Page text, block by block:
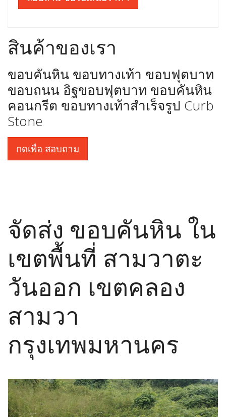
สินค้าของเรา
ขอบคันหิน ขอบทางเท้า ขอบฟุตบาท
ขอบถนน อิฐขอบฟุตบาท ขอบคันหิน
คอนกรีต ขอบทางเท้าสำเร็จรูป Curb
Stone
กดเพื่อ สอบถาม
จัดส่ง ขอบคันหิน ใน
เขตพื้นที่ สามวาตะ
วันออก เขตคลอง
สามวา
กรุงเทพมหานคร